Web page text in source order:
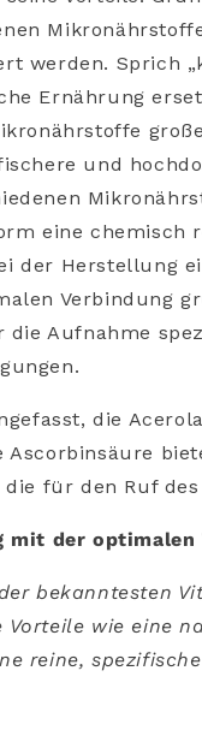
werden. Sprich
Ernährung
und
eine chemisch
der Herstellung
Verbindung
die Aufnahme
die
Ascorbinsäure
für den Ruf des
mit der
bekanntesten
Vorteile wie eine
reine,